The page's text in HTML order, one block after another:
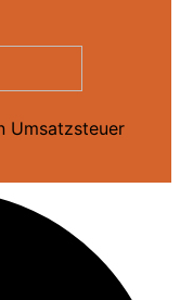
Umsatzsteuer